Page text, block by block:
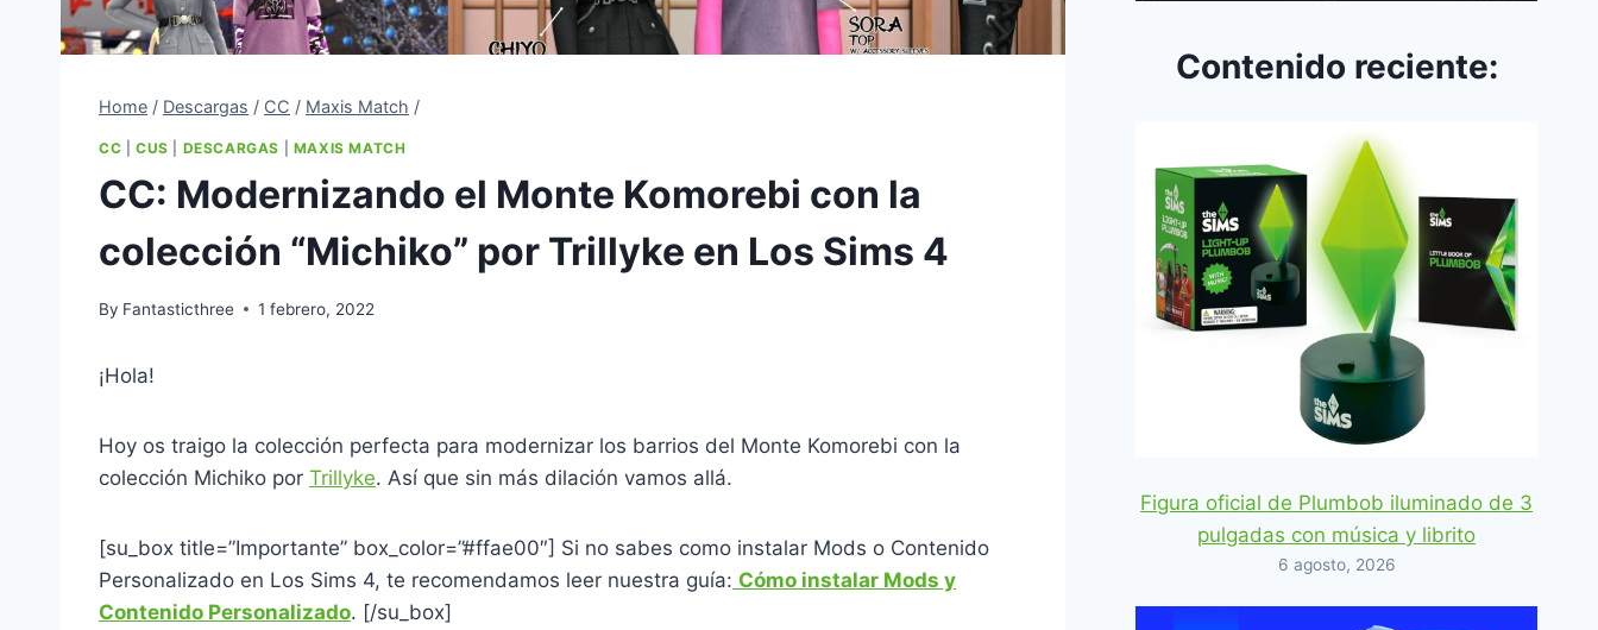
Home / Descargas / CC / Maxis Match /
CC CUS DESCARGAS MAXIS MATCH
CC: Modernizando el Monte Komorebi con la
colección “Michiko” por Trillyke en Los Sims 4
By Fantasticthree 1 febrero, 2022
¡Hola!
Hoy os traigo la colección perfecta para modernizar los barrios del Monte Komorebi con la
colección Michiko por Trillyke. Así que sin más dilación vamos allá.
[su_box title=”Importante” box_color=”#ffae00″] Si no sabes como instalar Mods o Contenido
Personalizado en Los Sims 4, te recomendamos leer nuestra guía: Cómo instalar Mods y
Contenido Personalizado. [/su_box]
Contenido reciente:
Figura oficial de Plumbob iluminado de 3
pulgadas con música y librito
6 agosto, 2026